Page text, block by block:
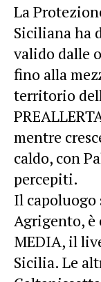
La
Siciliana ha
valido dalle
fino alla
territorio
mentre
caldo, con
percepiti.
Il
Agrigento, è
MEDIA, il
Sicilia. Le